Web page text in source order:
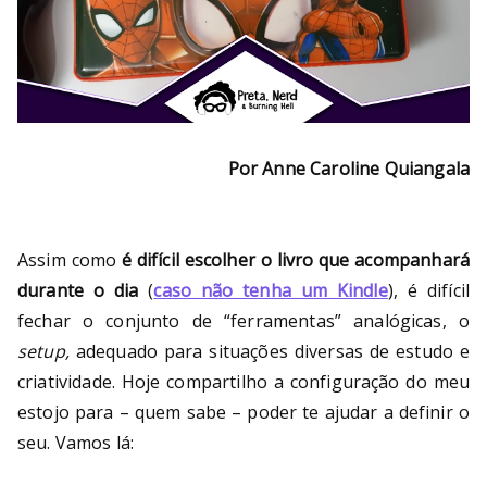
ll
Por Anne Caroline Quiangala
Assim como é difícil escolher o livro que acompanhará
durante o dia (caso não tenha um Kindle), é difícil
fechar o conjunto de “ferramentas” analógicas, o
setup, adequado para situações diversas de estudo e
criatividade. Hoje compartilho a configuração do meu
estojo para – quem sabe – poder te ajudar a definir o
seu. Vamos lá: